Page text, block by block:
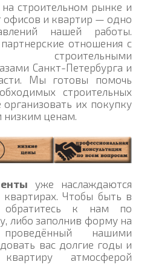
строительном рынке и
офисов и квартир — одно
нашей работы.
отношения с
строительными
Санкт-Петербурга и
Мы готовы помочь
строительных
их покупку
низким ценам.
уже наслаждаются
Чтобы быть в
обратитесь к нам по
либо заполнив форму на
нашими
вас долгие годы и
атмосферой